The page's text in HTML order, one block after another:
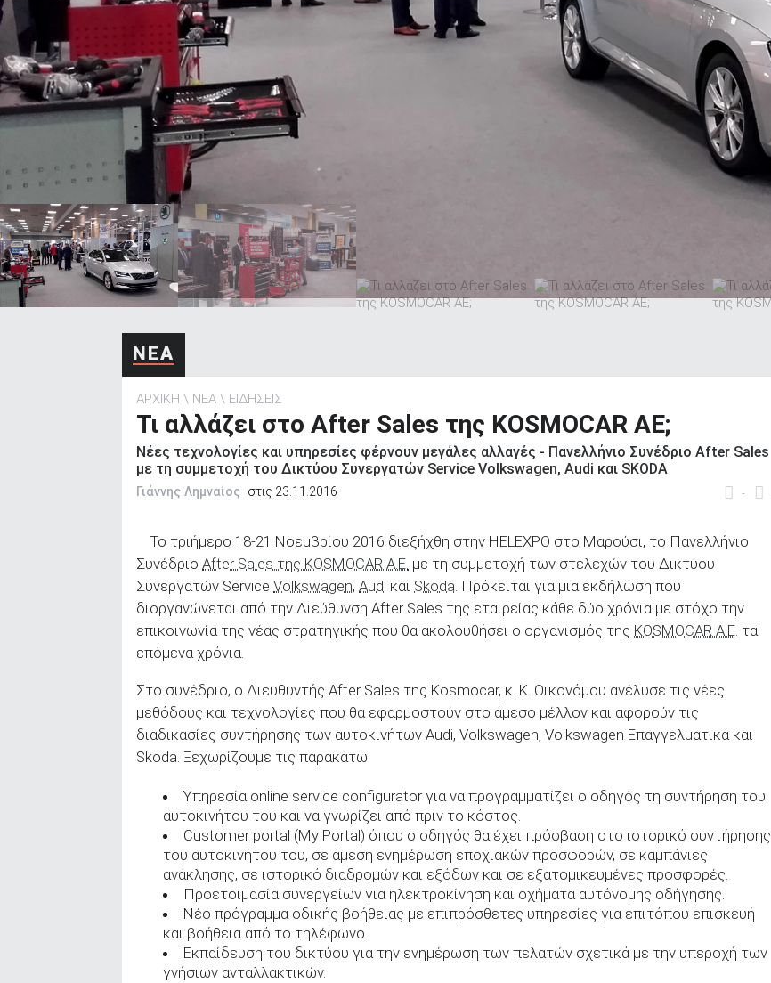
Μεταχειρισμένα
ΑΝΑΖΗΤΗΣΗ
Επιχειρήσεις
ΑΝΑΖΗΤΗΣΗ
ΝΕΑ
ΑΡΧΙΚΗ ΝΕΑ ΕΙΔΗΣΕΙΣ
Τι αλλάζει στο After Sales της KOSMOCAR AE;
Νέες τεχνολογίες και υπηρεσίες φέρνουν μεγάλες αλλαγές - Πανελλήνιο Συνέδριο After Sales
με τη συμμετοχή του Δικτύου Συνεργατών Service Volkswagen, Audi και SKODA
-
Γιάννης Λημναίος στις 23.11.2016
Το τριήμερο 18-21 Νοεμβρίου 2016 διεξήχθη στην HELEXPO στο Μαρούσι, το Πανελλήνιο
Συνέδριο After Sales της KOSMOCAR A.E. με τη συμμετοχή των στελεχών του Δικτύου
Συνεργατών Service Volkswagen, Audi και Skoda. Πρόκειται για μια εκδήλωση που
διοργανώνεται από την Διεύθυνση After Sales της εταιρείας κάθε δύο χρόνια με στόχο την
επικοινωνία της νέας στρατηγικής που θα ακολουθήσει ο οργανισμός της KOSMOCAR A.E. τα
επόμενα χρόνια.
Στο συνέδριο, ο Διευθυντής After Sales της Kosmocar, κ. Κ. Οικονόμου ανέλυσε τις νέες
μεθόδους και τεχνολογίες που θα εφαρμοστούν στο άμεσο μέλλον και αφορούν τις
διαδικασίες συντήρησης των αυτοκινήτων Audi, Volkswagen, Volkswagen Επαγγελματικά και
Skoda. Ξεχωρίζουμε τις παρακάτω:
Υπηρεσία online service configurator για να προγραμματίζει ο οδηγός τη συντήρηση του
αυτοκινήτου του και να γνωρίζει από πριν το κόστος.
Customer portal (My Portal) όπου ο οδηγός θα έχει πρόσβαση στο ιστορικό συντήρησης
του αυτοκινήτου του, σε άμεση ενημέρωση εποχιακών προσφορών, σε καμπάνιες
ανάκλησης, σε ιστορικό διαδρομών και εξόδων και σε εξατομικευμένες προσφορές.
Προετοιμασία συνεργείων για ηλεκτροκίνηση και οχήματα αυτόνομης οδήγησης.
Νέο πρόγραμμα οδικής βοήθειας με επιπρόσθετες υπηρεσίες για επιτόπου επισκευή
και βοήθεια από το τηλέφωνο.
Εκπαίδευση του δικτύου για την ενημέρωση των πελατών σχετικά με την υπεροχή των
γνήσιων ανταλλακτικών.